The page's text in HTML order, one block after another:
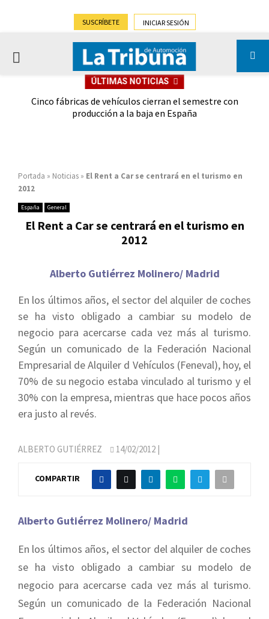
SUSCRÍBETE INICIAR SESIÓN
PRIMARY
ÚLTIMAS NOTICIAS
Cinco fábricas de vehículos cierran el semestre con
producción a la baja en España
Portada » Noticias » El Rent a Car se centrará en el turismo en
2012
España General
El Rent a Car se centrará en el turismo en
2012
Alberto Gutiérrez Molinero/ Madrid
En los últimos años, el sector del alquiler de coches
se ha visto obligado a cambiar su modelo de
negocio para acercarse cada vez más al turismo.
Según un comunicado de la Federación Nacional
Empresarial de Alquiler d Vehículos (Feneval), hoy, el
70% de su negocio estaba vinculado al turismo y el
30% con la empresa, mientras que hace pocos años
era justo al revés.
ALBERTO GUTIÉRREZ 14/02/2012 |
COMPARTIR
Alberto Gutiérrez Molinero/ Madrid
En los últimos años, el sector del alquiler de coches
se ha visto obligado a cambiar su modelo de
negocio para acercarse cada vez más al turismo.
Según un comunicado de la Federación Nacional